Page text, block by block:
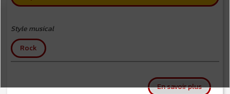
Style musical
Rock
En savoir plussur